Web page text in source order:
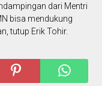
dari Mentri
bisa mendukung
tutup Erik Tohir.